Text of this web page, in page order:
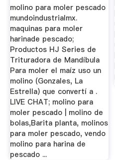
molino para moler pescado
mundoindustrialmx.
maquinas para moler
harinade pescado;
Productos HJ Series de
Trituradora de Mandíbula
Para moler el maíz uso un
molino (Gonzales, La
Estrella) que convertí a .
LIVE CHAT; molino para
moler pescado | molino de
bolas,Barita planta, molinos
para moler pescado, vendo
molino para harina de
pescado ...